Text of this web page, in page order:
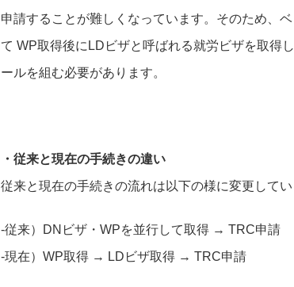
申請することが難しくなっています。そのため、
て WP取得後にLDビザと呼ばれる就労ビザを取得
ールを組む必要があります。
・従来と現在の手続きの違い
従来と現在の手続きの流れは以下の様に変更してい
-従来）DNビザ・WPを並行して取得 → TRC申請
-現在）WP取得 → LDビザ取得 → TRC申請